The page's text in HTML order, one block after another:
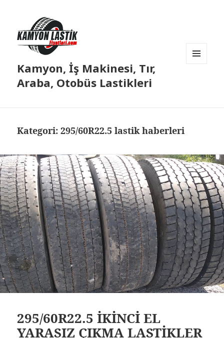
Kamyon, İş Makinesi, Tır,
Araba, Otobüs Lastikleri
Kategori:295/60R22.5 lastik haberleri
295/60R22.5 İKİNCİ EL
YARASIZ ÇIKMA LASTİKLER